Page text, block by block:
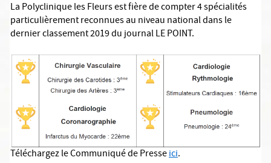
La Polyclinique les Fleurs est fière de compter 4 spécialités
particulièrement reconnues au niveau national dans le
dernier classement 2019 du journal LE POINT.
Téléchargez le Communiqué de Presseici.